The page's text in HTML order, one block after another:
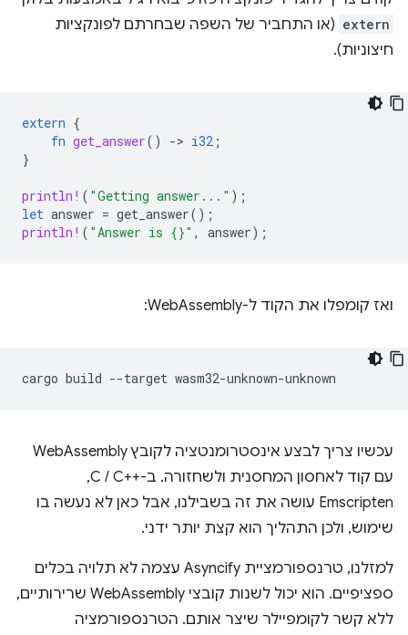
extern (או התחביר של השפה שבחרתם לפונקציות
חיצוניות).
extern {
fn get_answer() -> i32 ;
}
println! ( "Getting answer..." );
let answer = get_answer();
println! ( "Answer is {}" , answer);
ואז קומפלו את הקוד ל-WebAssembly:
cargo build --target
עכשיו צריך לבצע אינסטרומנטציה לקובץ WebAssembly
עם קוד לאחסון המחסנית ולשחזורה. ב-C / C++‎, ‏
Emscripten עושה את זה בשבילנו, אבל כאן לא נעשה בו
שימוש, ולכן התהליך הוא קצת יותר ידני.
למזלנו, טרנספורמציית Asyncify עצמה לא תלויה בכלים
ספציפיים. הוא יכול לשנות קובצי WebAssembly שרירותיים,
ללא קשר לקומפיילר שיצר אותם. הטרנספורמציה